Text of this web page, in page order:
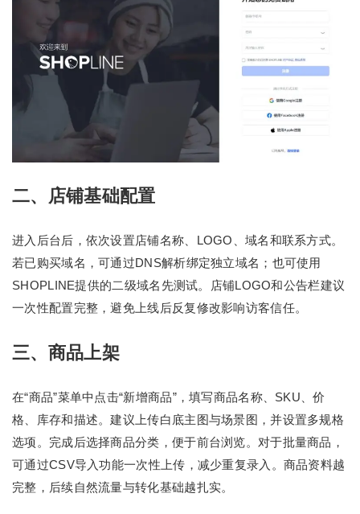
二、店铺基础配置
进入后台后，依次设置店铺名称、LOGO、域名和联系方式。
若已购买域名，可通过DNS解析绑定独立域名；也可使用
SHOPLINE提供的二级域名先测试。店铺LOGO和公告栏建议
一次性配置完整，避免上线后反复修改影响访客信任。
三、商品上架
在“商品”菜单中点击“新增商品”，填写商品名称、SKU、价
格、库存和描述。建议上传白底主图与场景图，并设置多规格
选项。完成后选择商品分类，便于前台浏览。对于批量商品，
可通过CSV导入功能一次性上传，减少重复录入。商品资料越
完整，后续自然流量与转化基础越扎实。